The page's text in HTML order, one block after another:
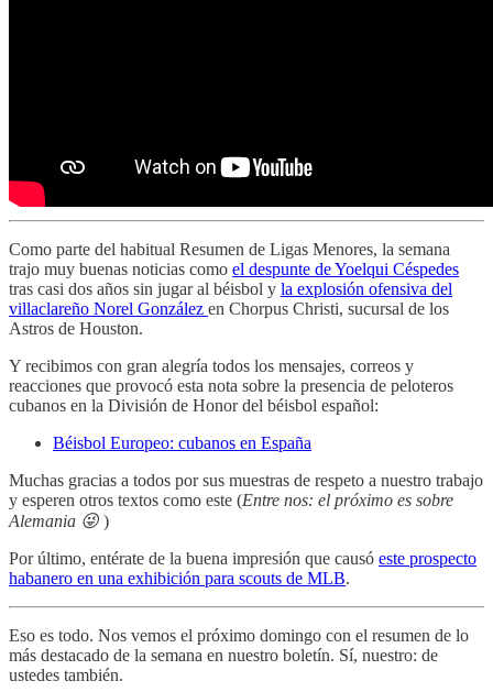
Como parte del habitual Resumen de Ligas Menores, la semana
trajo muy buenas noticias como el despunte de Yoelqui Céspedes
tras casi dos años sin jugar al béisbol y la explosión ofensiva del
villaclareño Norel González en Chorpus Christi, sucursal de los
Astros de Houston.
Y recibimos con gran alegría todos los mensajes, correos y
reacciones que provocó esta nota sobre la presencia de peloteros
cubanos en la División de Honor del béisbol español:
Béisbol Europeo: cubanos en España
Muchas gracias a todos por sus muestras de respeto a nuestro trabajo
y esperen otros textos como este (Entre nos: el próximo es sobre
Alemania 😜 )
Por último, entérate de la buena impresión que causó este prospecto
habanero en una exhibición para scouts de MLB.
Eso es todo. Nos vemos el próximo domingo con el resumen de lo
más destacado de la semana en nuestro boletín. Sí, nuestro: de
ustedes también.